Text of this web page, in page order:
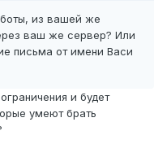
из вашей же
ваш же сервер? Или
письма от имени Васи
и будет
умеют брать